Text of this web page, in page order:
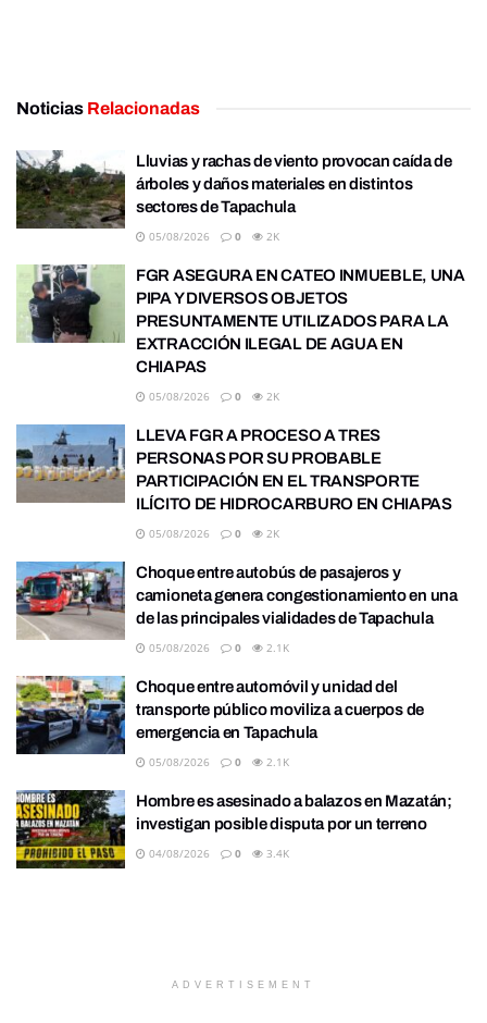
Noticias Relacionadas
Lluvias y rachas de viento provocan caída de
árboles y daños materiales en distintos
sectores de Tapachula
05/08/2026 0 2K
FGR ASEGURA EN CATEO INMUEBLE, UNA
PIPA Y DIVERSOS OBJETOS
PRESUNTAMENTE UTILIZADOS PARA LA
EXTRACCIÓN ILEGAL DE AGUA EN
CHIAPAS
05/08/2026 0 2K
LLEVA FGR A PROCESO A TRES
PERSONAS POR SU PROBABLE
PARTICIPACIÓN EN EL TRANSPORTE
ILÍCITO DE HIDROCARBURO EN CHIAPAS
05/08/2026 0 2K
Choque entre autobús de pasajeros y
camioneta genera congestionamiento en una
de las principales vialidades de Tapachula
05/08/2026 0 2.1K
Choque entre automóvil y unidad del
transporte público moviliza a cuerpos de
emergencia en Tapachula
05/08/2026 0 2.1K
Hombre es asesinado a balazos en Mazatán;
investigan posible disputa por un terreno
04/08/2026 0 3.4K
ADVERTISEMENT